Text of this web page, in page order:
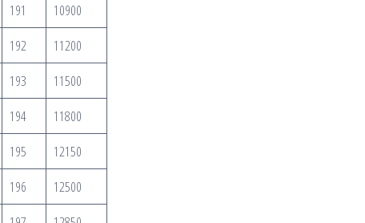
191
10900
192
11200
193
11500
194
11800
195
12150
196
12500